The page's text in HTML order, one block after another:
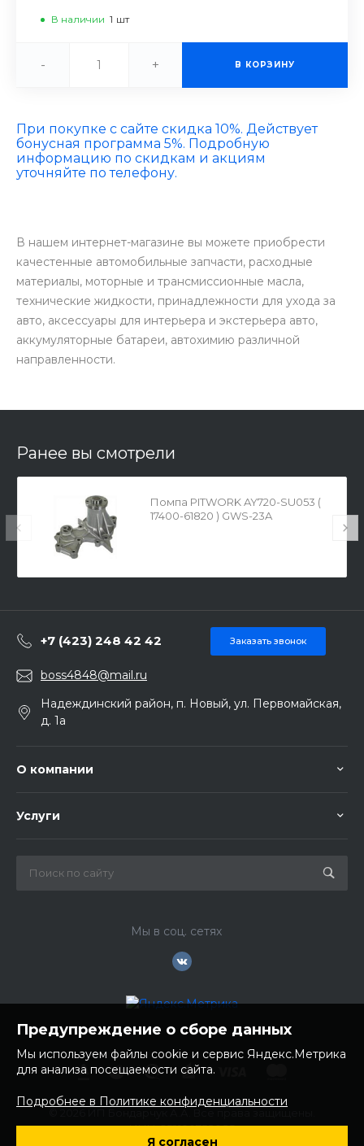
В наличии 1 шт
- + В КОРЗИНУ
При покупке с сайте скидка 10%. Действует
бонусная программа 5%. Подробную
информацию по скидкам и акциям
уточняйте по телефону.
В нашем интернет-магазине вы можете приобрести
качестенные автомобильные запчасти, расходные
материалы, моторные и трансмиссионные масла,
технические жидкости, принадлежности для ухода за
авто, аксессуары для интерьера и экстерьера авто,
аккумуляторные батареи, автохимию различной
направленности.
Ранее вы смотрели
Помпа PITWORK AY720-SU053 (
17400-61820 ) GWS-23A
+7 (423) 248 42 42 Заказать звонок
boss4848@mail.ru
Надеждинский район, п. Новый, ул. Первомайская,
д. 1а
О компании
Услуги
Мы в соц. сетях
ИНН: 252100758085
Предупреждение о сборе данных
Мы используем файлы cookie и сервис Яндекс.Метрика
для анализа посещаемости сайта.
Подробнее в Политике конфиденциальности
Я согласен